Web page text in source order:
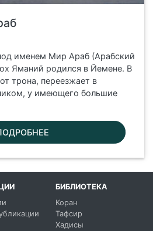
именем Мир Араб (Арабский
Яманий родился в Йемене. В
трона, переезжает в
у имеющего большие
БИБЛИОТЕКА
Коран
Тафсир
Хадисы